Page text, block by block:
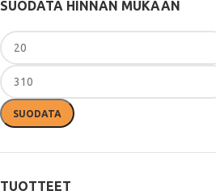
SUODATA HINNAN MUKAAN
SUODATA
TUOTTEET